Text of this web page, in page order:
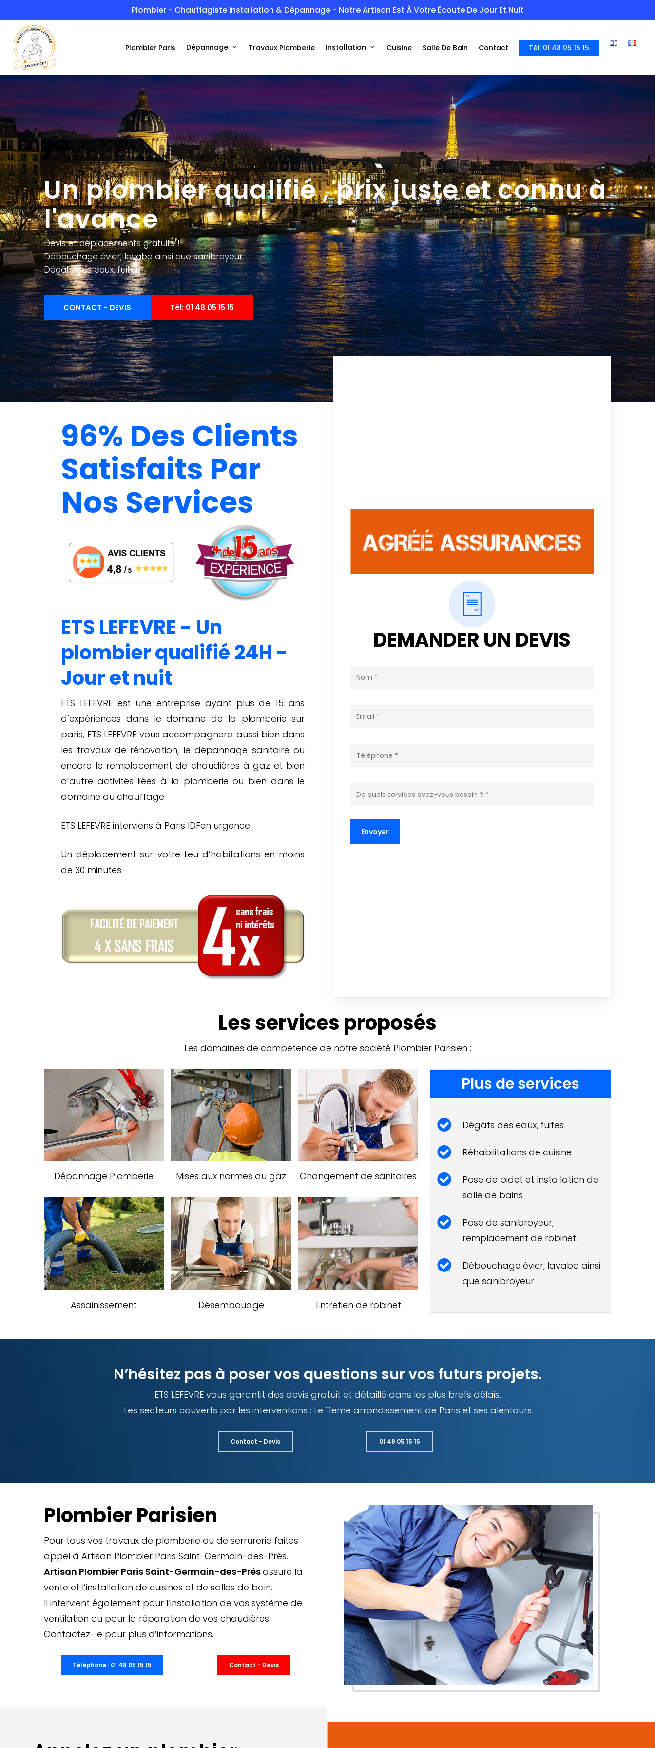
to
main
content
Plombier - Chauffagiste Installation & Dépannage - Notre Artisan Est À Votre Écoute De Jour Et Nuit
Plombier Paris Dépannage Travaux Plomberie Installation Cuisine Salle De Bain Contact Tél: 01 48 05 15 15
Un plombier qualifié , prix juste et connu à
l'avance
Devis et déplacements gratuits !
Débouchage évier, lavabo ainsi que sanibroyeur
Dégâts des eaux, fuites
CONTACT - DEVIS Tél: 01 48 05 15 15
96% Des Clients
Satisfaits Par
Nos Services
ETS LEFEVRE - Un
plombier qualifié 24H -
Jour et nuit
ETS LEFEVRE est une entreprise ayant plus de 15 ans
d’expériences dans le domaine de la plomberie sur
paris, ETS LEFEVRE vous accompagnera aussi bien dans
les travaux de rénovation, le dépannage sanitaire ou
encore le remplacement de chaudières à gaz et bien
d’autre activités liées à la plomberie ou bien dans le
domaine du chauffage.
ETS LEFEVRE interviens à Paris IDFen urgence
Un déplacement sur votre lieu d’habitations en moins
de 30 minutes
DEMANDER UN DEVIS
Les services proposés
Les domaines de compétence de notre société Plombier Parisien :
Dépannage Plomberie Mises aux normes du gaz Changement de sanitaires
Assainissement Désembouage Entretien de robinet
Plus de services
Dégâts des eaux, fuites
Réhabilitations de cuisine
Pose de bidet et Installation de
salle de bains
Pose de sanibroyeur,
remplacement de robinet.
Débouchage évier, lavabo ainsi
que sanibroyeur
N’hésitez pas à poser vos questions sur vos futurs projets.
ETS LEFEVRE vous garantit des devis gratuit et détaillé dans les plus brefs délais.
Les secteurs couverts par les interventions : Le 11eme arrondissement de Paris et ses alentours
Contact - Devis 01 48 05 15 15
Plombier Parisien
Pour tous vos travaux de plomberie ou de serrurerie faites
appel à Artisan Plombier Paris Saint-Germain-des-Prés.
Artisan Plombier Paris Saint-Germain-des-Présassure la
vente et l’installation de cuisines et de salles de bain.
Il intervient également pour l’installation de vos système de
ventilation ou pour la réparation de vos chaudières.
Contactez-le pour plus d’informations.
Téléphone : 01 48 05 15 15 Contact - Devis